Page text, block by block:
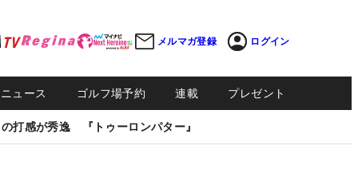
メルマガ登録 ログイン
ュース ゴルフ場予約 連載 プレゼント
打感が秀逸 『トゥーロンパター』